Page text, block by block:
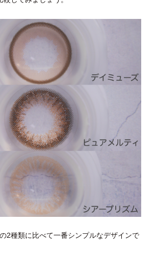
2種類に比べて一番シンプルなデザインで